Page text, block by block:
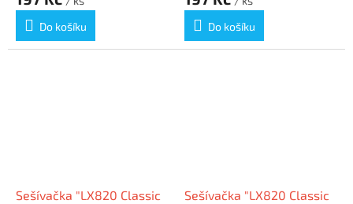
Do košíku
Do košíku
Sešívačka "LX820 Classic
Sešívačka "LX820 Classic